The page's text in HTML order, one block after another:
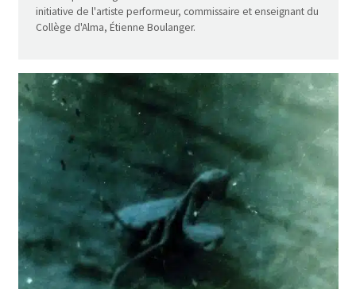
initiative de l'artiste performeur, commissaire et enseignant du
Collège d'Alma, Étienne Boulanger.